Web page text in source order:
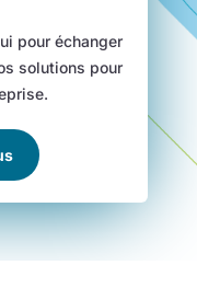
pour échanger
solutions pour